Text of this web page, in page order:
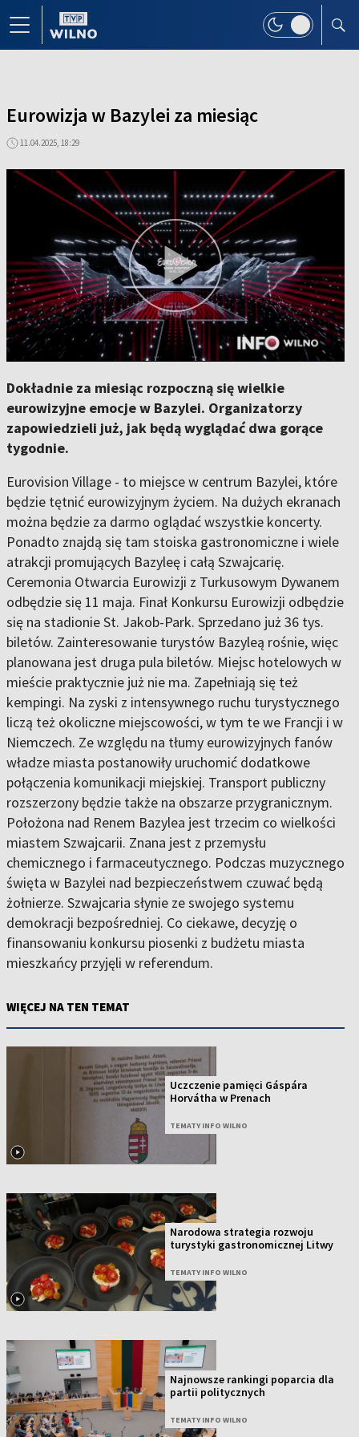
Eurowizja w Bazylei za miesiąc
11.04.2025, 18:29
Dokładnie za miesiąc rozpoczną się wielkie
eurowizyjne emocje w Bazylei. Organizatorzy
zapowiedzieli już, jak będą wyglądać dwa gorące
tygodnie.
Eurovision Village - to miejsce w centrum Bazylei, które
będzie tętnić eurowizyjnym życiem. Na dużych ekranach
można będzie za darmo oglądać wszystkie koncerty.
Ponadto znajdą się tam stoiska gastronomiczne i wiele
atrakcji promujących Bazyleę i całą Szwajcarię.
Ceremonia Otwarcia Eurowizji z Turkusowym Dywanem
odbędzie się 11 maja. Finał Konkursu Eurowizji odbędzie
się na stadionie St. Jakob-Park. Sprzedano już 36 tys.
biletów. Zainteresowanie turystów Bazyleą rośnie, więc
planowana jest druga pula biletów. Miejsc hotelowych w
mieście praktycznie już nie ma. Zapełniają się też
kempingi. Na zyski z intensywnego ruchu turystycznego
liczą też okoliczne miejscowości, w tym te we Francji i w
Niemczech. Ze względu na tłumy eurowizyjnych fanów
władze miasta postanowiły uruchomić dodatkowe
połączenia komunikacji miejskiej. Transport publiczny
rozszerzony będzie także na obszarze przygranicznym.
Położona nad Renem Bazylea jest trzecim co wielkości
miastem Szwajcarii. Znana jest z przemysłu
chemicznego i farmaceutycznego. Podczas muzycznego
święta w Bazylei nad bezpieczeństwem czuwać będą
żołnierze. Szwajcaria słynie ze swojego systemu
demokracji bezpośredniej. Co ciekawe, decyzję o
finansowaniu konkursu piosenki z budżetu miasta
mieszkańcy przyjęli w referendum.
WIĘCEJ NA TEN TEMAT
Uczczenie pamięci Gáspára
Horvátha w Prenach
TEMATY INFO WILNO
Narodowa strategia rozwoju
turystyki gastronomicznej Litwy
TEMATY INFO WILNO
Najnowsze rankingi poparcia dla
partii politycznych
TEMATY INFO WILNO